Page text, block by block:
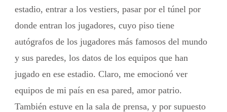
estadio, entrar a los vestiers, pasar por el túnel por
donde entran los jugadores, cuyo piso tiene
autógrafos de los jugadores más famosos del mundo
y sus paredes, los datos de los equipos que han
jugado en ese estadio. Claro, me emocionó ver
equipos de mi país en esa pared, amor patrio.
También estuve en la sala de prensa, y por supuesto